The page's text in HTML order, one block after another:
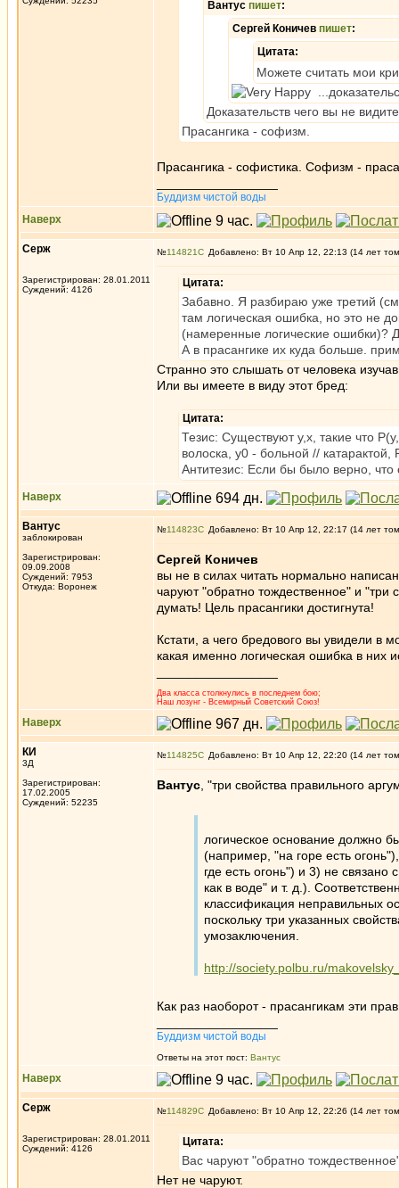
Вантус пишет:
Сергей Коничев пишет:
Цитата:
Можете считать мои
Доказательств чего вы не
Прасангика - софизм.
Прасангика - софистика. Софизм -
Буддизм чистой воды
Наверх
Серж
Зарегистрирован: 28.01.2011
Суждений: 4126
№114821 Добавлено: Вт 10 Апр 12, 22:13 (14 лет
Цитата:
Забавно. Я разбираю уже третий
там логическая ошибка, но это не
(намеренные логические ошибки)?
А в прасангике их куда больше.
Странно это слышать от человека
Или вы имеете в виду этот бред:
Цитата:
Тезис: Существуют y,x, такие что
волоска, y0 - больной //
Антитезис: Если бы было верно, что
Наверх
Вантус
заблокирован
Зарегистрирован:
09.09.2008
Суждений: 7953
Откуда: Воронеж
№114823 Добавлено: Вт 10 Апр 12, 22:17 (14 лет
Сергей Коничев
вы не в силах читать нормально
чаруют "обратно тождественное" и "три
думать! Цель прасангики достигнута!
Кстати, а чего бредового вы увидели в
какая именно логическая ошибка в них
Два класса столкнулись в последнем бою;
Наш лозунг - Всемирный Советский Союз!
Наверх
КИ
3Д
Зарегистрирован:
17.02.2005
Суждений: 52235
№114825 Добавлено: Вт 10 Апр 12, 22:20 (14 лет
Вантус , "три свойства правильного
логическое основание должно
(например, "на горе есть
где есть огонь") и 3) не
как в воде" и т. д.).
классификация неправильных
поскольку три указанных
умозаключения.
http://society.polbu.ru/
Как раз наоборот - прасангикам эти
Буддизм чистой воды
Ответы на этот пост: Вантус
Наверх
Серж
Зарегистрирован: 28.01.2011
Суждений: 4126
№114829 Добавлено: Вт 10 Апр 12, 22:26 (14 лет
Цитата:
Вас чаруют "обратно
Нет не чаруют.